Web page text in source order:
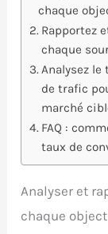
chaque
Rapportez
chaque
Analysez le
de trafic
marché
FAQ :
taux de
Analyser et
chaque